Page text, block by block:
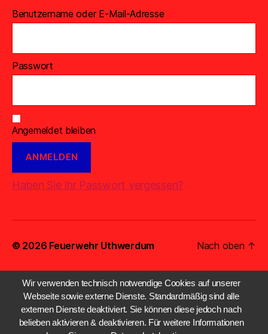
Benutzername oder E-Mail-Adresse
Passwort
Angemeldet bleiben
Haben Sie Ihr Passwort vergessen?
© 2026 Feuerwehr Uthwerdum Nach oben ↑
Wir verwenden technisch notwendige Cookies auf unserer
Webseite sowie externe Dienste. Standardmäßig sind alle
externen Dienste deaktiviert. Sie können diese jedoch nach
belieben aktivieren & deaktivieren. Für weitere Informationen